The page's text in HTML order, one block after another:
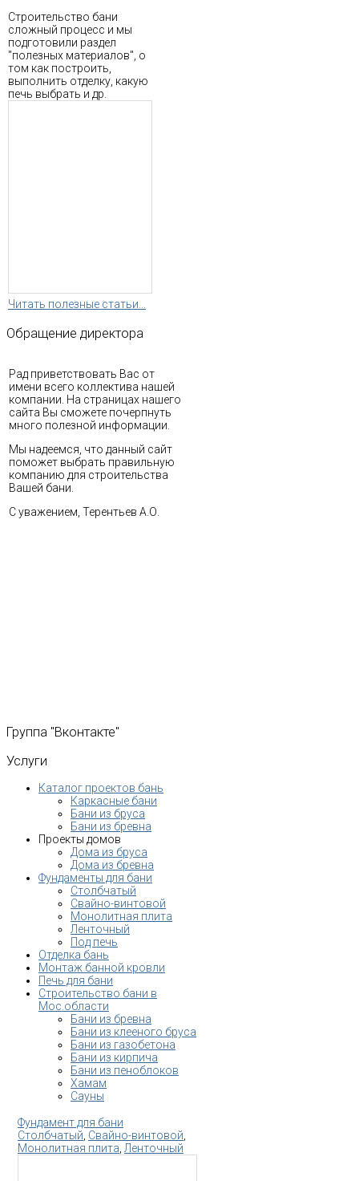
Строительство бани
сложный процесс и мы
подготовили раздел
"полезных материалов", о
том как построить,
выполнить отделку, какую
печь выбрать и др.
Читать полезные статьи...
Обращение директора
Рад приветствовать Вас от
имени всего коллектива нашей
компании. На страницах нашего
сайта Вы сможете почерпнуть
много полезной информации.
Мы надеемся, что данный сайт
поможет выбрать правильную
компанию для строительства
Вашей бани.
С уважением, Терентьев А.О.
Группа "Вконтакте"
Услуги
Каталог проектов бань
Каркасные бани
Бани из бруса
Бани из бревна
Проекты домов
Дома из бруса
Дома из бревна
Фундаменты для бани
Столбчатый
Свайно-винтовой
Монолитная плита
Ленточный
Под печь
Отделка бань
Монтаж банной кровли
Печь для бани
Строительство бани в
Мос.области
Бани из бревна
Бани из клееного бруса
Бани из газобетона
Бани из кирпича
Бани из пеноблоков
Хамам
Сауны
Фундамент для бани
Столбчатый Свайно-винтовой
Монолитная плита Ленточный